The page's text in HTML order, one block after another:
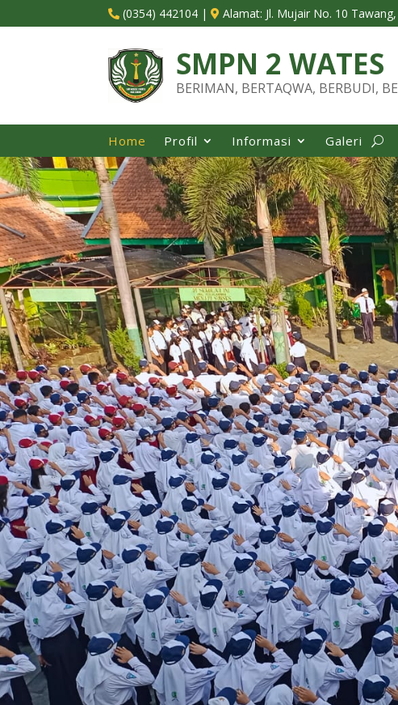
 (0354) 442104 | Alamat: Jl. Mujair No. 10
SMPN 2 WATES
BERIMAN, BERTAQWA, BERBUDI,
Home Profil Informasi Galeri